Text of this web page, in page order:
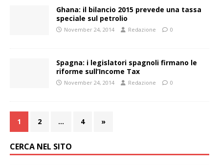
Ghana: il bilancio 2015 prevede una tassa
speciale sul petrolio
November 24, 2014 Redazione 0
Spagna: i legislatori spagnoli firmano le
riforme sull’Income Tax
November 24, 2014 Redazione 0
1 2 … 4 »
CERCA NEL SITO